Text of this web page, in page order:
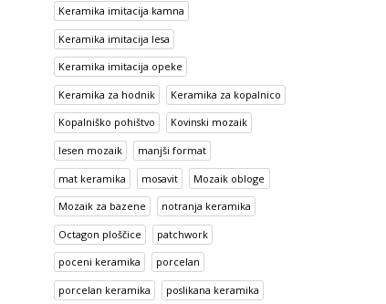
Keramika imitacija kamna
Keramika imitacija lesa
Keramika imitacija opeke
Keramika za hodnik Keramika za kopalnico
Kopalniško pohištvo Kovinski mozaik
lesen mozaik manjši format
mat keramika mosavit Mozaik obloge
Mozaik za bazene notranja keramika
Octagon ploščice patchwork
poceni keramika porcelan
porcelan keramika poslikana keramika